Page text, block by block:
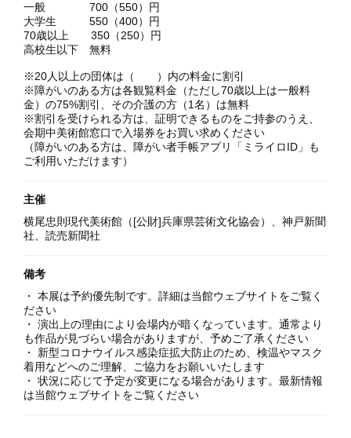
一般 700（550）円
大学生 550（400）円
70歳以上 350（250）円
高校生以下 無料
※20人以上の団体は（ ）内の料金に割引
※障がいのある方は各観覧料金（ただし70歳以上は一般料
金）の75%割引、その介護の方（1名）は無料
※割引を受けられる方は、証明できるものをご持参のうえ、
会期中美術館窓口で入場券をお買い求めください
（障がいのある方は、障がい者手帳アプリ「ミライロID」も
ご利用いただけます）
主催
横尾忠則現代美術館（[公財]兵庫県芸術文化協会）、神戸新聞
社、読売新聞社
備考
・ 本展は予約優先制です。詳細は当館ウェブサイトをご覧く
ださい
・ 演出上の理由により会場内が暗くなっています。通常より
も作品が見づらい場合がありますが、予めご了承ください
・ 新型コロナウイルス感染症拡大防止のため、検温やマスク
着用などへのご理解、ご協力をお願いいたします
・ 状況に応じて予定が変更になる場合があります。最新情報
は当館ウェブサイトをご覧ください